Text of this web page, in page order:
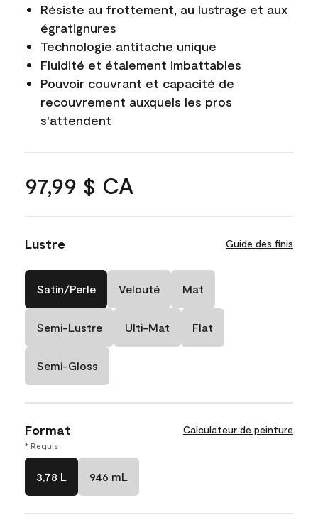
Résiste au frottement, au lustrage et aux
égratignures
Technologie antitache unique
Fluidité et étalement imbattables
Pouvoir couvrant et capacité de
recouvrement auxquels les pros
s'attendent
97,99 $ CA
Lustre Guide des finis
Satin/Perle Velouté Mat
Semi-Lustre Ulti-Mat Flat
Semi-Gloss
Format Calculateur de peinture
* Requis
3,78 L 946 mL